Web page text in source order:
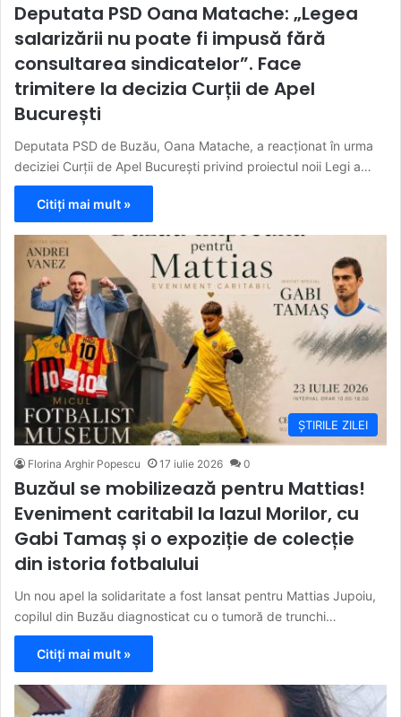
Deputata PSD Oana Matache: „Legea
salarizării nu poate fi impusă fără
consultarea sindicatelor”. Face
trimitere la decizia Curții de Apel
București
Deputata PSD de Buzău, Oana Matache, a reacționat în urma
deciziei Curții de Apel București privind proiectul noii Legi a…
Citiți mai mult »
ȘTIRILE ZILEI
Florina Arghir Popescu 17 iulie 2026 0
Buzăul se mobilizează pentru Mattias!
Eveniment caritabil la Iazul Morilor, cu
Gabi Tamaș și o expoziție de colecție
din istoria fotbalului
Un nou apel la solidaritate a fost lansat pentru Mattias Jupoiu,
copilul din Buzău diagnosticat cu o tumoră de trunchi…
Citiți mai mult »